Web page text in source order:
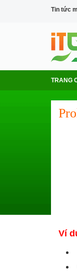
Tin tức
TRANG
Ví